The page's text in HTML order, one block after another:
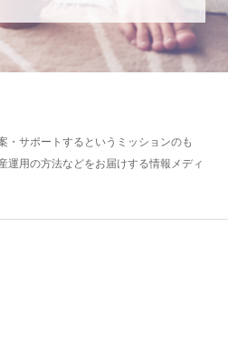
・サポートするというミッションのも
運用の方法などをお届けする情報メディ